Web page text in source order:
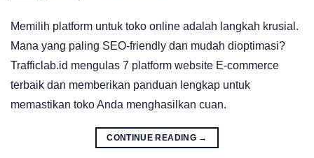
Memilih platform untuk toko online adalah langkah krusial.
Mana yang paling SEO-friendly dan mudah dioptimasi?
Trafficlab.id mengulas 7 platform website E-commerce
terbaik dan memberikan panduan lengkap untuk
memastikan toko Anda menghasilkan cuan.
CONTINUE READING →